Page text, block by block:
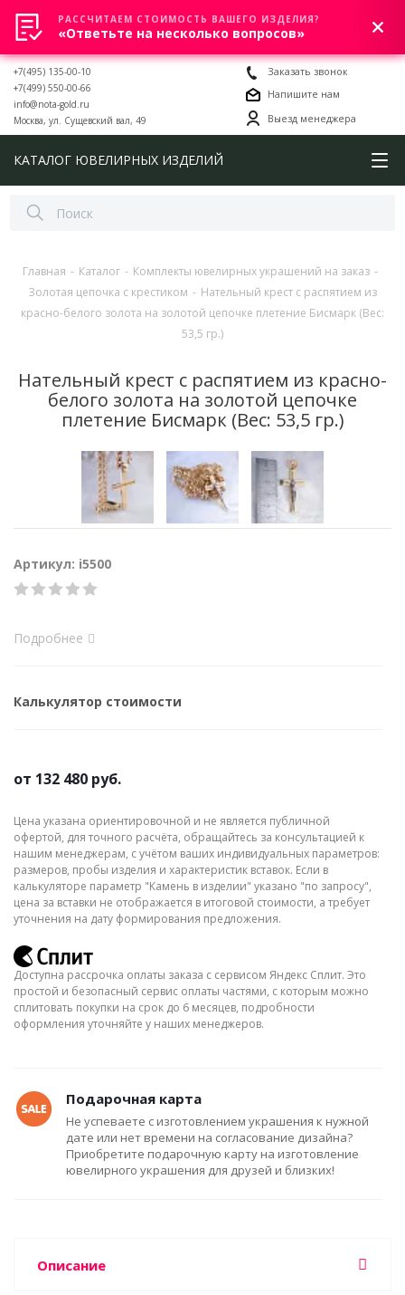
0
+7(495) 135-00-10
+7(499) 550-00-66
info@nota-gold.ru
Москва, ул. Сущевский вал, 49
Заказать звонок
Напишите нам
Выезд менеджера
КАТАЛОГ ЮВЕЛИРНЫХ ИЗДЕЛИЙ
Главная - Каталог - Комплекты ювелирных украшений на заказ -
Золотая цепочка с крестиком - Нательный крест с распятием из
красно-белого золота на золотой цепочке плетение Бисмарк (Вес:
53,5 гр.)
Нательный крест с распятием из красно-
белого золота на золотой цепочке
плетение Бисмарк (Вес: 53,5 гр.)
Артикул: i5500
Подробнее
Калькулятор стоимости
от 132 480 руб.
Цена указана ориентировочной и не является публичной
офертой, для точного расчёта, обращайтесь за консультацией к
нашим менеджерам, с учётом ваших индивидуальных параметров:
размеров, пробы изделия и характеристик вставок. Если в
калькуляторе параметр "Камень в изделии" указано "по запросу",
цена за вставки не отображается в итоговой стоимости, а требует
уточнения на дату формирования предложения.
Доступна рассрочка оплаты заказа с сервисом Яндекс Сплит. Это
простой и безопасный сервис оплаты частями, с которым можно
сплитовать покупки на срок до 6 месяцев, подробности
оформления уточняйте у наших менеджеров.
Подарочная карта
Не успеваете с изготовлением украшения к нужной
дате или нет времени на согласование дизайна?
Приобретите подарочную карту на изготовление
ювелирного украшения для друзей и близких!
Описание
РАССЧИТАЕМ СТОИМОСТЬ ВАШЕГО ИЗДЕЛИЯ?
«Ответьте на несколько вопросов»